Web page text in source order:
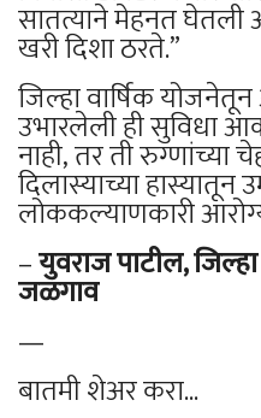
सातत्याने मेहनत घेतली
खरी दिशा ठरते.”
जिल्हा वार्षिक
उभारलेली ही सुविधा
नाही, तर ती रुग्णांच्या
दिलास्याच्या हास्यातून
लोककल्याणकारी
–युवराज पाटील,
जळगाव
—
बातमी शेअर करा...